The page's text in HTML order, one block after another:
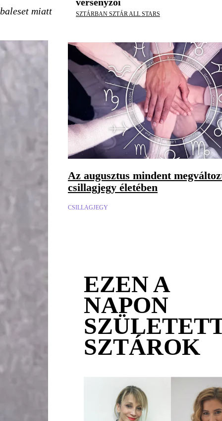
miatt
SZTÁRBAN SZTÁR ALL STARS
Az augusztus mindent
csillagjegy életében
CSILLAGJEGY
EZEN A
NAPON
SZTÁROK